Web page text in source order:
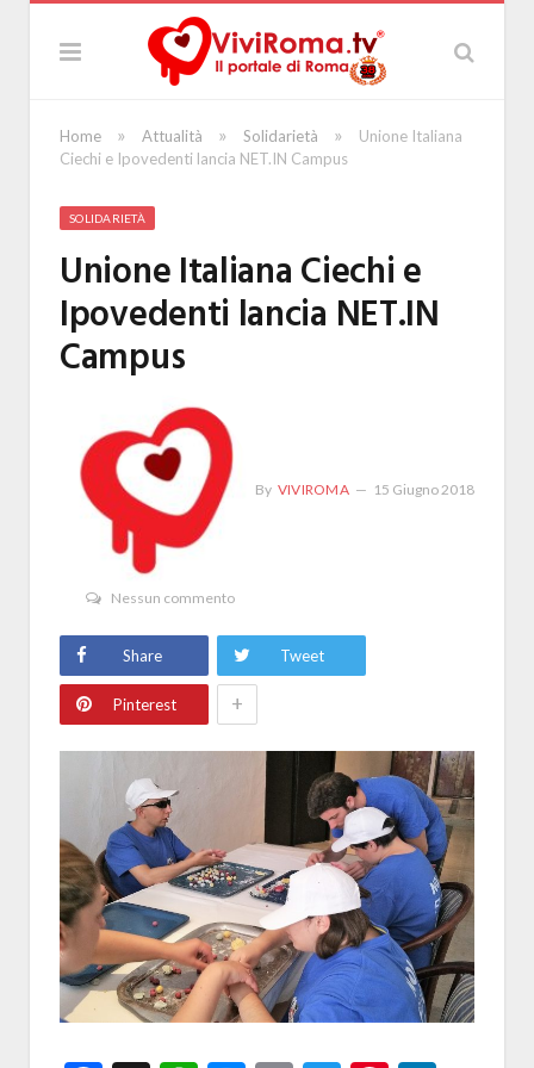
Home » Attualità » Solidarietà »
Unione Italiana
Ciechi e Ipovedenti lancia NET.IN Campus
SOLIDARIETÀ
Unione Italiana Ciechi e
Ipovedenti lancia NET.IN
Campus
By VIVIROMA 15 Giugno 2018
Nessun commento
Share Tweet
Pinterest +